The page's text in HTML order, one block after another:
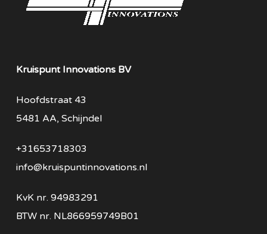
Kruispunt Innovations BV
Hoofdstraat 43
5481 AA, Schijndel
+31653718303
info@kruispuntinnovations.nl
KvK nr. 94983291
BTW nr. NL866959749B01